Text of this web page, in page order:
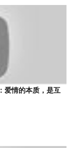
爱情的本质，是互